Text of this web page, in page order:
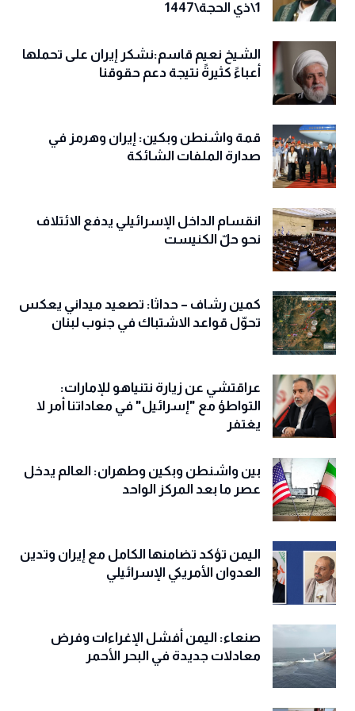
1\ذي الحجة\1447
الشيخ نعيم قاسم:نشكر إيران على تحملها
أعباءً كثيرةً نتيجة دعم حقوقنا
قمة واشنطن وبكين: إيران وهرمز في
صدارة الملفات الشائكة
انقسام الداخل الإسرائيلي يدفع الائتلاف
نحو حلّ الكنيست
كمين رشاف – حداثا: تصعيد ميداني يعكس
تحوّل قواعد الاشتباك في جنوب لبنان
عراقتشي عن زيارة نتنياهو للإمارات:
التواطؤ مع "إسرائيل" في معاداتنا أمر لا
يغتفر
بين واشنطن وبكين وطهران: العالم يدخل
عصر ما بعد المركز الواحد
اليمن تؤكد تضامنها الكامل مع إيران وتدين
العدوان الأمريكي الإسرائيلي
صنعاء: اليمن أفشل الإغراءات وفرض
معادلات جديدة في البحر الأحمر